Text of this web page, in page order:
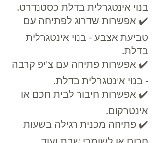
בנוי אינטגרלית בדלת כסטנדרט.
✔️ אפשרות שדרוג לפתיחה עם
טביעת אצבע - בנוי אינטגרלית
בדלת.
✔️ אפשרות פתיחה עם צ'יפ קרבה
- בנוי אינטגרלית בדלת.
✔️ אפשרות חיבור לבית חכם או
אינטרקום.
✔️ פתיחה מכנית רגילה בשעות